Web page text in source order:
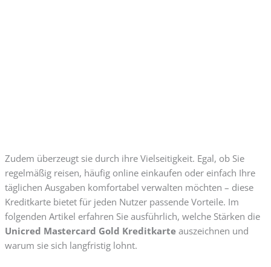
Zudem überzeugt sie durch ihre Vielseitigkeit. Egal, ob Sie
regelmäßig reisen, häufig online einkaufen oder einfach Ihre
täglichen Ausgaben komfortabel verwalten möchten – diese
Kreditkarte bietet für jeden Nutzer passende Vorteile. Im
folgenden Artikel erfahren Sie ausführlich, welche Stärken die
Unicred Mastercard Gold Kreditkarteauszeichnen und
warum sie sich langfristig lohnt.